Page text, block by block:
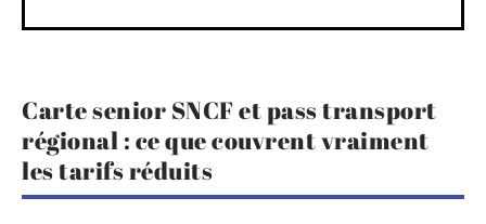
Carte senior SNCF et pass transport
régional : ce que couvrent vraiment
les tarifs réduits